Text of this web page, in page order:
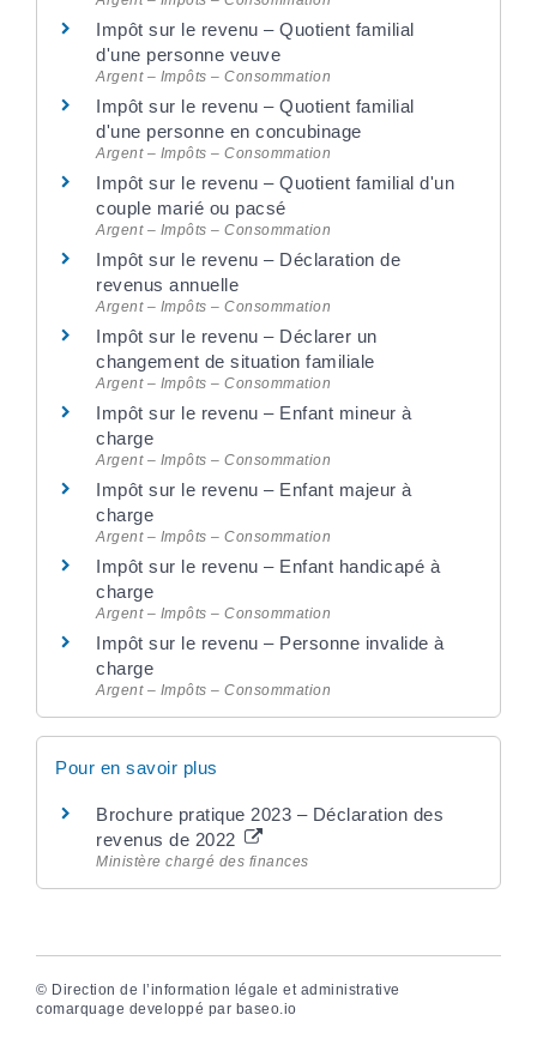
Impôt sur le revenu – Quotient familial
d'une personne veuve
Argent – Impôts – Consommation
Impôt sur le revenu – Quotient familial
d'une personne en concubinage
Argent – Impôts – Consommation
Impôt sur le revenu – Quotient familial d'un
couple marié ou pacsé
Argent – Impôts – Consommation
Impôt sur le revenu – Déclaration de
revenus annuelle
Argent – Impôts – Consommation
Impôt sur le revenu – Déclarer un
changement de situation familiale
Argent – Impôts – Consommation
Impôt sur le revenu – Enfant mineur à
charge
Argent – Impôts – Consommation
Impôt sur le revenu – Enfant majeur à
charge
Argent – Impôts – Consommation
Impôt sur le revenu – Enfant handicapé à
charge
Argent – Impôts – Consommation
Impôt sur le revenu – Personne invalide à
charge
Argent – Impôts – Consommation
Pour en savoir plus
Brochure pratique 2023 – Déclaration des
revenus de 2022
Ministère chargé des finances
© Direction de l’information légale et administrative
comarquage developpé par baseo.io